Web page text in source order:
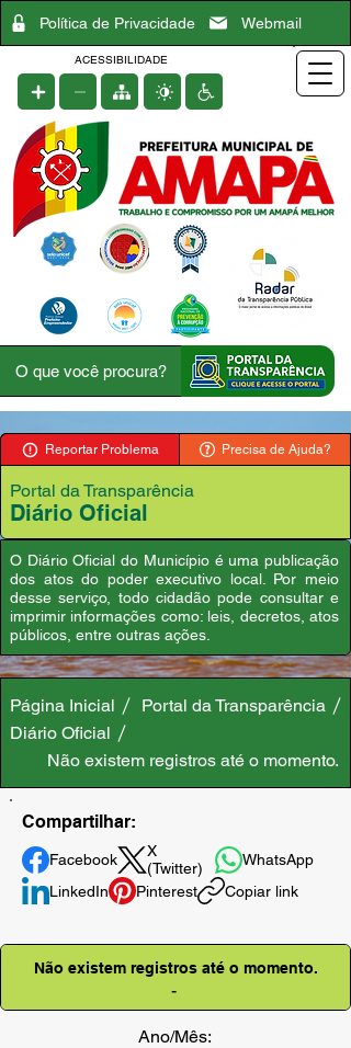
Política de Privacidade Webmail
ACESSIBILIDADE
Reportar Problema Precisa de Ajuda?
Portal da Transparência
Diário Oficial
O Diário Oficial do Município é uma publicação
dos atos do poder executivo local. Por meio
desse serviço, todo cidadão pode consultar e
imprimir informações como: leis, decretos, atos
públicos, entre outras ações.
Página Inicial
Portal da Transparência
Diário Oficial
Não existem registros até o momento.
Compartilhar:
Facebook
X
(Twitter)
WhatsApp
LinkedIn
Pinterest Copiar link
Não existem registros até o momento.
-
Ano/Mês: